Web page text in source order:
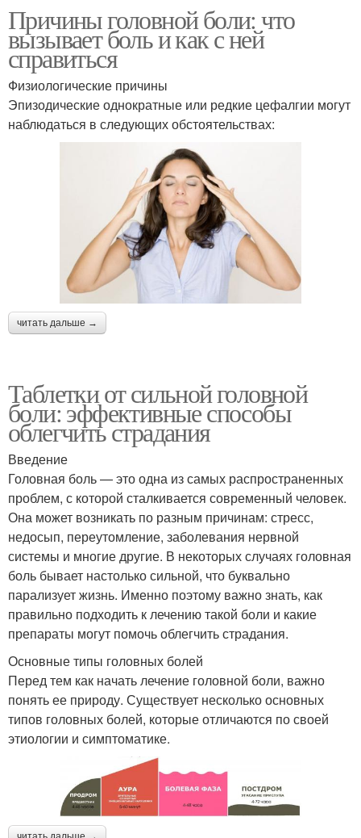
Причины головной боли: что
вызывает боль и как с ней
справиться
Физиологические причины
Эпизодические однократные или редкие цефалгии могут
наблюдаться в следующих обстоятельствах:
читать дальше →
Таблетки от сильной головной
боли: эффективные способы
облегчить страдания
Введение
Головная боль — это одна из самых распространенных
проблем, с которой сталкивается современный человек.
Она может возникать по разным причинам: стресс,
недосып, переутомление, заболевания нервной
системы и многие другие. В некоторых случаях головная
боль бывает настолько сильной, что буквально
парализует жизнь. Именно поэтому важно знать, как
правильно подходить к лечению такой боли и какие
препараты могут помочь облегчить страдания.
Основные типы головных болей
Перед тем как начать лечение головной боли, важно
понять ее природу. Существует несколько основных
типов головных болей, которые отличаются по своей
этиологии и симптоматике.